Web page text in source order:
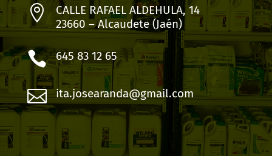

CALLE RAFAEL ALDEHULA, 14
23660 – Alcaudete (Jaén)
 645 83 12 65
 ita.josearanda@gmail.com